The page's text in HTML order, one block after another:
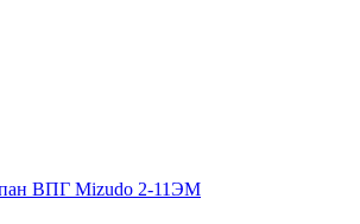
ВПГ Mizudo 2-11ЭМ